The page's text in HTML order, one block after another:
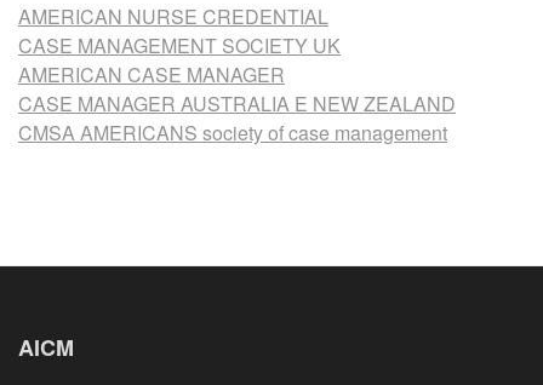
AMERICAN NURSE CREDENTIAL
CASE MANAGEMENT SOCIETY UK
AMERICAN CASE MANAGER
CASE MANAGER AUSTRALIA E NEW ZEALAND
CMSA AMERICANS society of case management
AICM